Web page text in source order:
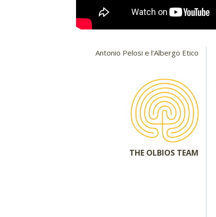
Antonio Pelosi e l’Albergo Etico
THE OLBIOS TEAM